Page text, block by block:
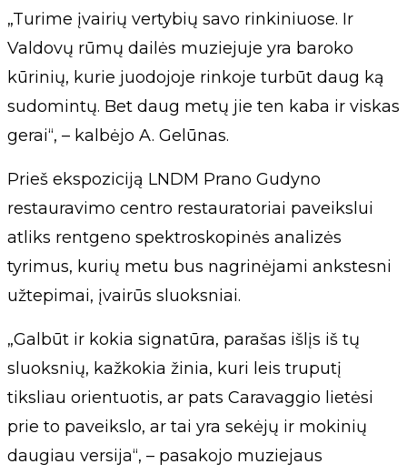
„Turime įvairių vertybių savo rinkiniuose. Ir
Valdovų rūmų dailės muziejuje yra baroko
kūrinių, kurie juodojoje rinkoje turbūt daug ką
sudomintų. Bet daug metų jie ten kaba ir viskas
gerai“, – kalbėjo A. Gelūnas.
Prieš ekspoziciją LNDM Prano Gudyno
restauravimo centro restauratoriai paveikslui
atliks rentgeno spektroskopinės analizės
tyrimus, kurių metu bus nagrinėjami ankstesni
užtepimai, įvairūs sluoksniai.
„Galbūt ir kokia signatūra, parašas išlįs iš tų
sluoksnių, kažkokia žinia, kuri leis truputį
tiksliau orientuotis, ar pats Caravaggio lietėsi
prie to paveikslo, ar tai yra sekėjų ir mokinių
daugiau versija“, – pasakojo muziejaus